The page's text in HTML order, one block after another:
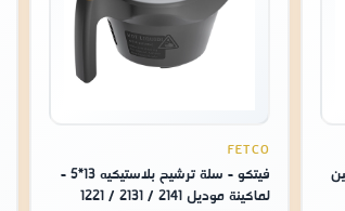
FETCO
فيتكو - سلة ترشيح بلاستيكيه 13*5 -
لماكينة موديل 2141 / 2131 / 1221